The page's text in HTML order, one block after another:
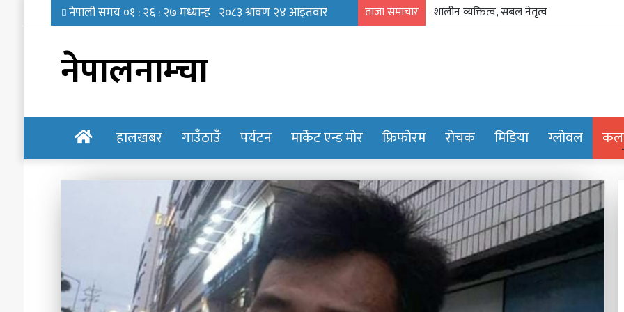
ताजा समाचार निम्सकाे नाममा नेपालले अब के गर्नुपर्छ ?
नेपालनाम्चा
होमपेजहालखबर गाउँठाउँ पर्यटन मार्केट एन्ड मोर फ्रिफोरम रोचक मिडिया ग्लोवल
प्रिन्सुको
चकचके
बानी
प्रिय
संवत्लाई